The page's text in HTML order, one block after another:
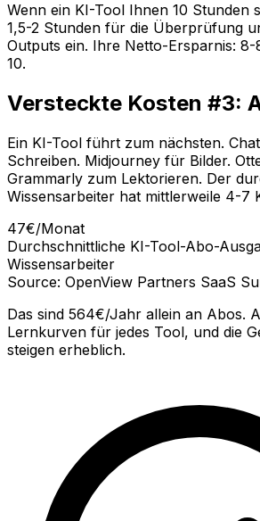
Wenn ein KI-Tool Ihnen 10 Stunden
1,5-2 Stunden für die Überprüfung
Outputs ein. Ihre Netto-Ersparnis:
10.
Versteckte Kosten #3:
Ein KI-Tool führt zum nächsten.
Schreiben. Midjourney für Bilder.
Grammarly zum Lektorieren. Der
Wissensarbeiter hat mittlerweile 4-7
47€/Monat
Durchschnittliche KI-Tool-Abo-
Wissensarbeiter
Source: OpenView Partners SaaS
Das sind 564€/Jahr allein an Abos.
Lernkurven für jedes Tool, und die
steigen erheblich.